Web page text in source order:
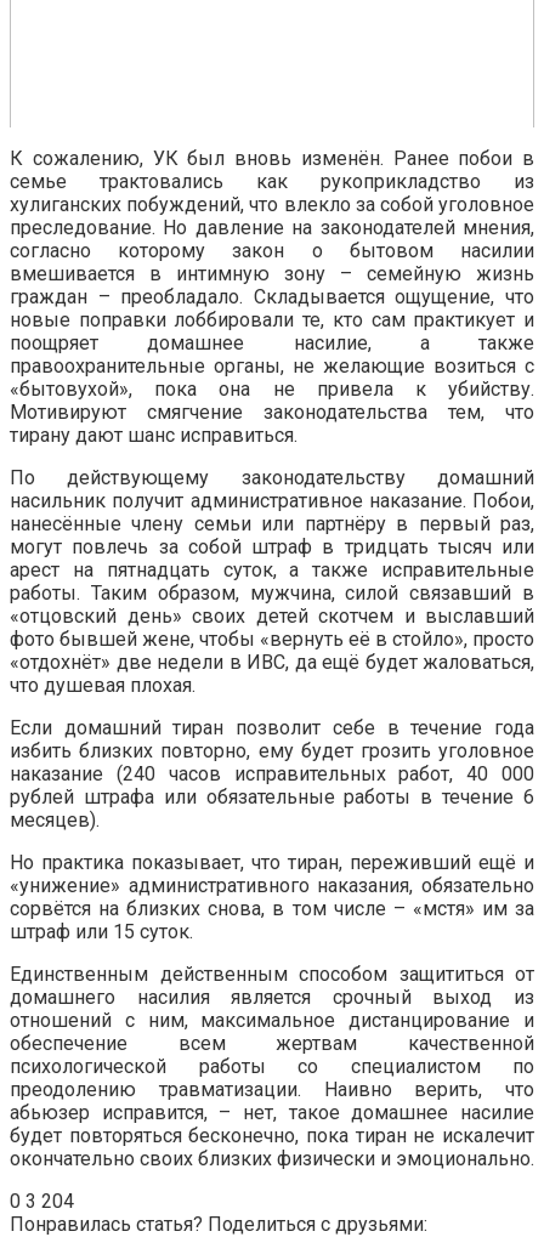
К сожалению, УК был вновь изменён. Ранее побои в
семье трактовались как рукоприкладство из
хулиганских побуждений, что влекло за собой уголовное
преследование. Но давление на законодателей мнения,
согласно которому закон о бытовом насилии
вмешивается в интимную зону – семейную жизнь
граждан – преобладало. Складывается ощущение, что
новые поправки лоббировали те, кто сам практикует и
поощряет домашнее насилие, а также
правоохранительные органы, не желающие возиться с
«бытовухой», пока она не привела к убийству.
Мотивируют смягчение законодательства тем, что
тирану дают шанс исправиться.
По действующему законодательству домашний
насильник получит административное наказание. Побои,
нанесённые члену семьи или партнёру в первый раз,
могут повлечь за собой штраф в тридцать тысяч или
арест на пятнадцать суток, а также исправительные
работы. Таким образом, мужчина, силой связавший в
«отцовский день» своих детей скотчем и выславший
фото бывшей жене, чтобы «вернуть её в стойло», просто
«отдохнёт» две недели в ИВС, да ещё будет жаловаться,
что душевая плохая.
Если домашний тиран позволит себе в течение года
избить близких повторно, ему будет грозить уголовное
наказание (240 часов исправительных работ, 40 000
рублей штрафа или обязательные работы в течение 6
месяцев).
Но практика показывает, что тиран, переживший ещё и
«унижение» административного наказания, обязательно
сорвётся на близких снова, в том числе – «мстя» им за
штраф или 15 суток.
Единственным действенным способом защититься от
домашнего насилия является срочный выход из
отношений с ним, максимальное дистанцирование и
обеспечение всем жертвам качественной
психологической работы со специалистом по
преодолению травматизации. Наивно верить, что
абьюзер исправится, – нет, такое домашнее насилие
будет повторяться бесконечно, пока тиран не искалечит
окончательно своих близких физически и эмоционально.
0 3 204
Понравилась статья? Поделиться с друзьями: